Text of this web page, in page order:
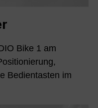
Bike 1 am
Bedientasten im